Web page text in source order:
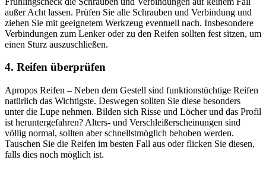
außer Acht lassen. Prüfen Sie alle Schrauben und Verbindung und
ziehen Sie mit geeignetem Werkzeug eventuell nach. Insbesondere
Verbindungen zum Lenker oder zu den Reifen sollten fest sitzen, um
einen Sturz auszuschließen.
4. Reifen überprüfen
Ap­ro­pos Reifen – Neben dem Gestell sind funktionstüchtige Reifen
natürlich das Wichtigste. Deswegen sollten Sie diese besonders
unter die Lupe nehmen. Bilden sich Risse und Löcher und das Profil
ist heruntergefahren? Alters- und Verschleißerscheinungen sind
völlig normal, sollten aber schnellstmöglich behoben werden.
Tauschen Sie die Reifen im besten Fall aus oder flicken Sie diesen,
falls dies noch möglich ist.